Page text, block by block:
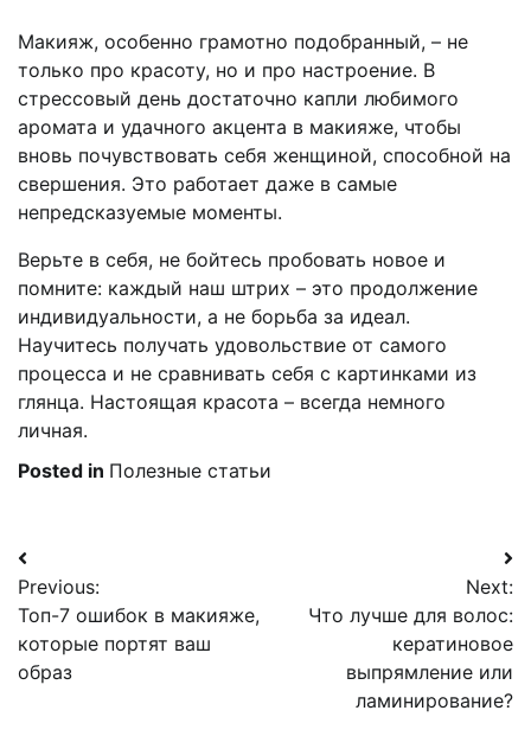
Макияж, особенно грамотно подобранный, – не
только про красоту, но и про настроение. В
стрессовый день достаточно капли любимого
аромата и удачного акцента в макияже, чтобы
вновь почувствовать себя женщиной, способной на
свершения. Это работает даже в самые
непредсказуемые моменты.
Верьте в себя, не бойтесь пробовать новое и
помните: каждый наш штрих – это продолжение
индивидуальности, а не борьба за идеал.
Научитесь получать удовольствие от самого
процесса и не сравнивать себя с картинками из
глянца. Настоящая красота – всегда немного
личная.
Posted in Полезные статьи
Навигация
по
записям
Previous:
Топ-7 ошибок в макияже,
которые портят ваш
образ
Next:
Что лучше для волос:
кератиновое
выпрямление или
ламинирование?